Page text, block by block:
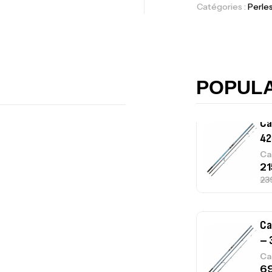
Catégories : Perles
–
–